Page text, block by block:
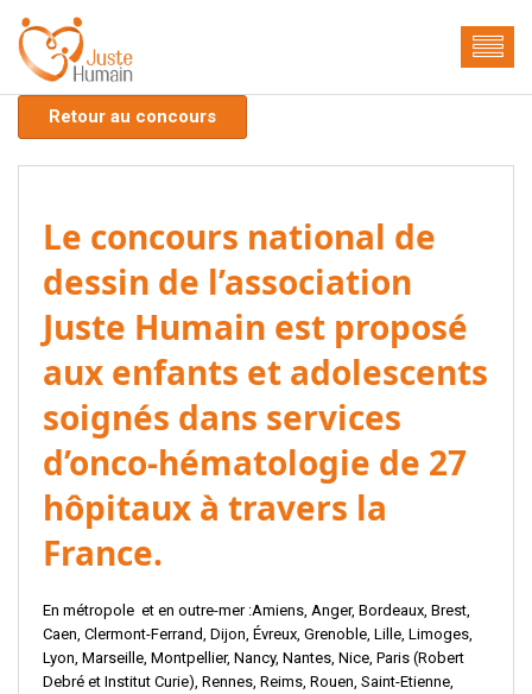
Retour au concours
Le concours national de
dessin de l’association
Juste Humain est proposé
aux enfants et adolescents
soignés dans services
d’onco-hématologie de 27
hôpitaux à travers la
France.
En métropole et en outre-mer :Amiens, Anger, Bordeaux, Brest,
Caen, Clermont-Ferrand, Dijon, Évreux, Grenoble, Lille, Limoges,
Lyon, Marseille, Montpellier, Nancy, Nantes, Nice, Paris (Robert
Debré et Institut Curie), Rennes, Reims, Rouen, Saint-Etienne,